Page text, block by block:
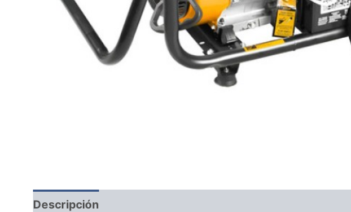
Descripción